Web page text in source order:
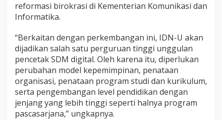
reformasi birokrasi di Kementerian Komunikasi dan
Informatika.
“Berkaitan dengan perkembangan ini, IDN-U akan
dijadikan salah satu perguruan tinggi unggulan
pencetak SDM digital. Oleh karena itu, diperlukan
perubahan model kepemimpinan, penataan
organisasi, penataan program studi dan kurikulum,
serta pengembangan level pendidikan dengan
jenjang yang lebih tinggi seperti halnya program
pascasarjana,” ungkapnya.